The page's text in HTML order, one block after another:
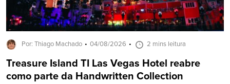
Por: Thiago Machado 04/08/2026 2 mins leitura
Treasure Island TI Las Vegas Hotel reabre
como parte da Handwritten Collection